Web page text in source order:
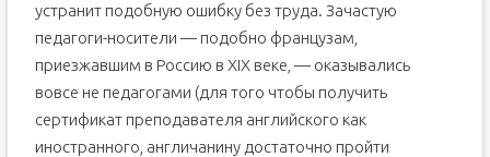
устранит подобную ошибку без труда. Зачастую
педагоги-носители — подобно французам,
приезжавшим в Россию в XIX веке, — оказывались
вовсе не педагогами (для того чтобы получить
сертификат преподавателя английского как
иностранного, англичанину достаточно пройти